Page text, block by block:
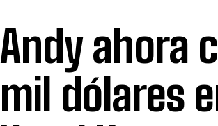
Andy ahora
mil dólares